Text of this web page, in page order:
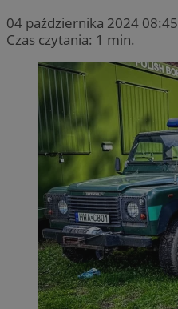
04 października 2024 08:45
Czas czytania: 1 min.